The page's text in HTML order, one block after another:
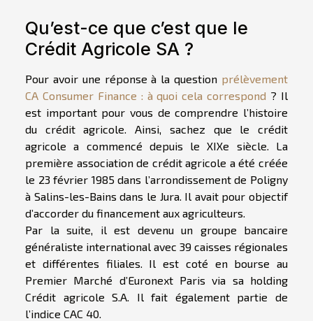
Qu’est-ce que c’est que le
Crédit Agricole SA ?
Pour avoir une réponse à la question prélèvement
CA Consumer Finance : à quoi cela correspond ? Il
est important pour vous de comprendre l’histoire
du crédit agricole. Ainsi, sachez que le crédit
agricole a commencé depuis le XIXe siècle. La
première association de crédit agricole a été créée
le 23 février 1985 dans l’arrondissement de Poligny
à Salins-les-Bains dans le Jura. Il avait pour objectif
d’accorder du financement aux agriculteurs.
Par la suite, il est devenu un groupe bancaire
généraliste international avec 39 caisses régionales
et différentes filiales. Il est coté en bourse au
Premier Marché d’Euronext Paris via sa holding
Crédit agricole S.A. Il fait également partie de
l’indice CAC 40.